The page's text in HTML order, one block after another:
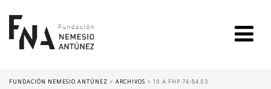
FUNDACIÓN NEMESIO ANTÚNEZ > ARCHIVOS > 10.A.FHP.74-84.03